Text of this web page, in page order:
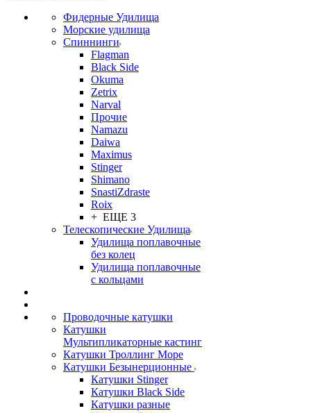
Фидерные Удилища
Морские удилища
Спиннинги
Flagman
Black Side
Okuma
Zetrix
Narval
Прочие
Namazu
Daiwa
Maximus
Stinger
Shimano
SnastiZdraste
Roix
+ ЕЩЕ 3
Телескопические Удилища
Удилища поплавочные
без колец
Удилища поплавочные
с кольцами
Проводочные катушки
Катушки
Мультипликаторные кастинг
Катушки Троллинг Море
Катушки Безынерционные
Катушки Stinger
Катушки Black Side
Катушки разные